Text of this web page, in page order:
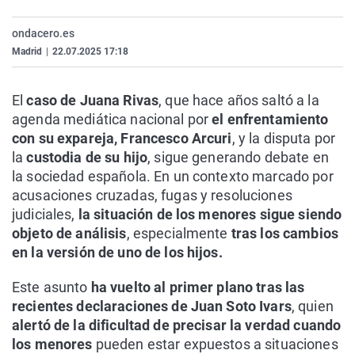
ondacero.es
Madrid 22.07.2025 17:18
Elcaso de Juana Rivas, que hace años saltó a la
agenda mediática nacional porel enfrentamiento
con su expareja, Francesco Arcuri, y la disputa por
la custodia de su hijo, sigue generando debate en
la sociedad española. En un contexto marcado por
acusaciones cruzadas, fugas y resoluciones
judiciales, la situación de los menores sigue siendo
objeto de análisis, especialmente tras los cambios
en la versión de uno de los hijos.
Este asunto ha vuelto al primer plano tras las
recientes declaraciones de Juan Soto Ivars, quien
alertó de la dificultad de precisar la verdad cuando
los menores pueden estar expuestos a situaciones